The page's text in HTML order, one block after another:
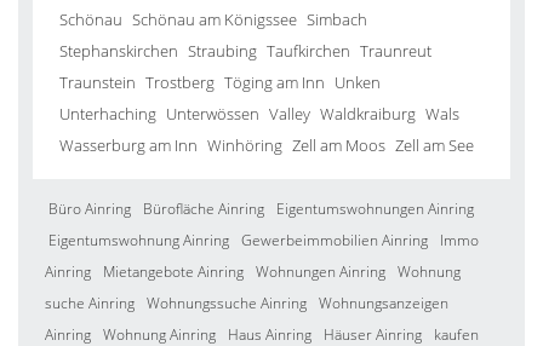
Schönau Schönau am Königssee Simbach
Stephanskirchen Straubing Taufkirchen Traunreut
Traunstein Trostberg Töging am Inn Unken
Unterhaching Unterwössen Valley Waldkraiburg Wals
Wasserburg am Inn Winhöring Zell am Moos Zell am See
Büro Ainring Bürofläche Ainring
Eigentumswohnungen Ainring
Eigentumswohnung Ainring Gewerbeimmobilien Ainring
Immo
Ainring
Mietangebote Ainring Wohnungen Ainring Wohnung
suche Ainring Wohnungssuche Ainring Wohnungsanzeigen
Ainring Wohnung Ainring Haus Ainring Häuser Ainring
kaufen